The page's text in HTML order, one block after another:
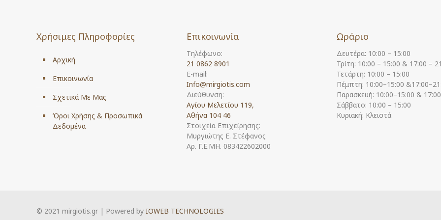
Χρήσιμες Πληροφορίες
Αρχική
Επικοινωνία
Σχετικά Με Μας
Όροι Χρήσης & Προσωπικά
Δεδομένα
Επικοινωνία
Τηλέφωνο:
21 0862 8901
E-mail:
Info@mirgiotis.com
Διεύθυνση:
Αγίου Μελετίου 119,
Αθήνα 104 46
Στοιχεία Επιχείρησης:
Μυργιώτης Ε. Στέφανος
Αρ. Γ.Ε.ΜΗ. 083422602000
Ωράριο
Δευτέρα: 10:00 – 15:00
Τρίτη: 10:00 – 15:00 & 17:00 –
Τετάρτη: 10:00 – 15:00
Πέμπτη: 10:00–15:00
Παρασκευή: 10:00–15:00 &
Σάββατο: 10:00 – 15:00
Κυριακή: Κλειστά
© 2021 mirgiotis.gr | Powered by IOWEB TECHNOLOGIES